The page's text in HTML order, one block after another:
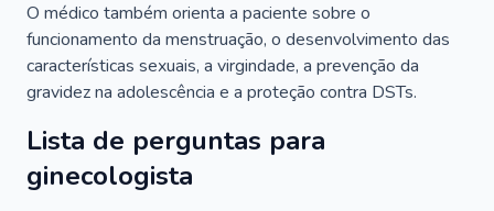
O médico também orienta a paciente sobre o
funcionamento da menstruação, o desenvolvimento das
características sexuais, a virgindade, a prevenção da
gravidez na adolescência e a proteção contra DSTs.
Lista de perguntas para
ginecologista